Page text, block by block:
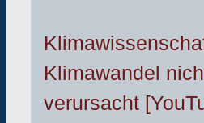
Klimawandel
verursacht